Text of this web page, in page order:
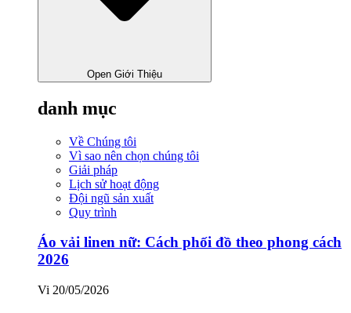
Open Giới Thiệu
danh mục
Về Chúng tôi
Vì sao nên chọn chúng tôi
Giải pháp
Lịch sử hoạt động
Đội ngũ sản xuất
Quy trình
Áo vải linen nữ: Cách phối đồ theo phong cách
2026
Vi 20/05/2026